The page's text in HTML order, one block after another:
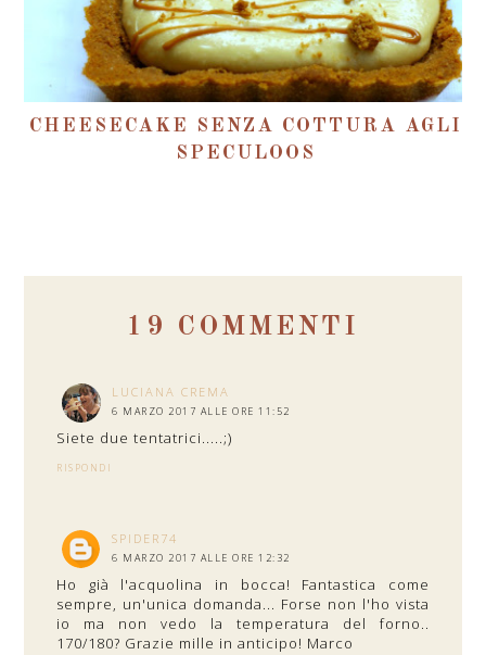
CHEESECAKE SENZA COTTURA AGLI
SPECULOOS
19 COMMENTI
LUCIANA CREMA
6 MARZO 2017 ALLE ORE 11:52
Siete due tentatrici.....;)
RISPONDI
SPIDER74
6 MARZO 2017 ALLE ORE 12:32
Ho già l'acquolina in bocca! Fantastica come
sempre, un'unica domanda... Forse non l'ho vista
io ma non vedo la temperatura del forno..
170/180? Grazie mille in anticipo! Marco